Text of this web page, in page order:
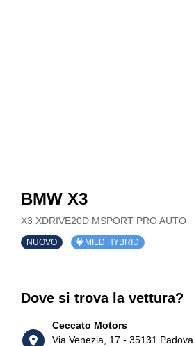
BMW X3
X3 XDRIVE20D MSPORT PRO AUTO
NUOVO MILD HYBRID
Dove si trova la vettura?
Ceccato Motors
Via Venezia, 17 - 35131 Padova